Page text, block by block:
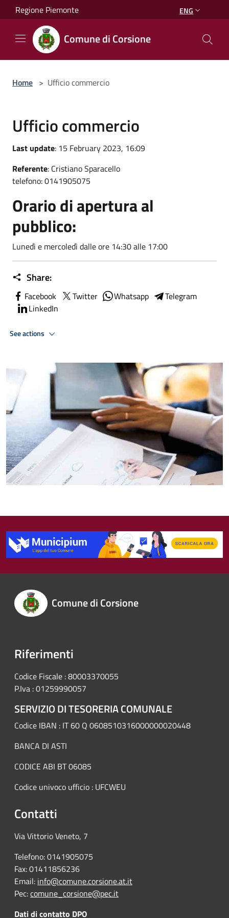
Salta al contenuto principale
Regione Piemonte ENG
Comune di Corsione
Home > Ufficio commercio
Ufficio commercio
Last update: 15 February 2023, 16:09
Referente: Cristiano Sparacello
telefono: 0141905075
Orario di apertura al
pubblico:
Lunedì e mercoledì dalle ore 14:30 alle 17:00
Share:
Facebook Twitter Whatsapp
Telegram
LinkedIn
See actions
Comune di Corsione
Riferimenti
Codice Fiscale : 80003370055
P.Iva : 01259990057
SERVIZIO DI TESORERIA COMUNALE
Codice IBAN : IT 60 Q 0608510316000000020448
BANCA DI ASTI
CODICE ABI BT 06085
Codice univoco ufficio : UFCWEU
Contatti
Via Vittorio Veneto, 7
Telefono: 0141905075
Fax: 01411856236
Email: info@comune.corsione.at.it
Pec:comune_corsione@pec.it
Dati di contatto DPO